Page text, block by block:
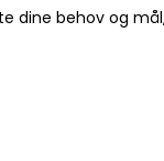
dine behov og